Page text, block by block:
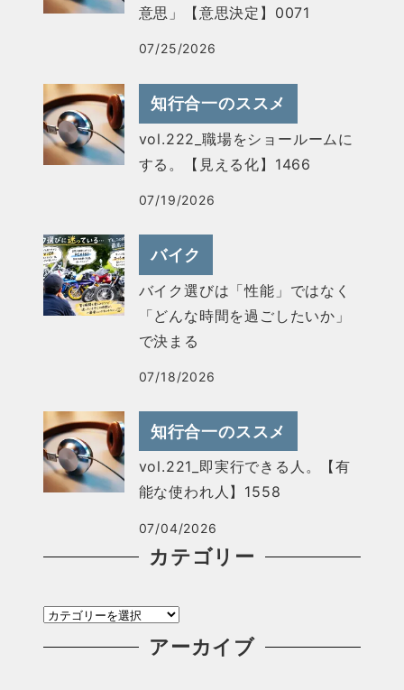
意思」【意思決定】0071
07/25/2026
知行合一のススメ
vol.222_職場をショールームに
する。【見える化】1466
07/19/2026
バイク
バイク選びは「性能」ではなく
「どんな時間を過ごしたいか」
で決まる
07/18/2026
知行合一のススメ
vol.221_即実行できる人。【有
能な使われ人】1558
07/04/2026
カテゴリー
カ
テ
アーカイブ